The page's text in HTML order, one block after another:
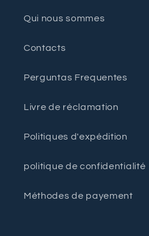
Qui nous sommes
Contacts
Perguntas Frequentes
Livre de réclamation
Politiques d'expédition
politique de confidentialité
Méthodes de payement